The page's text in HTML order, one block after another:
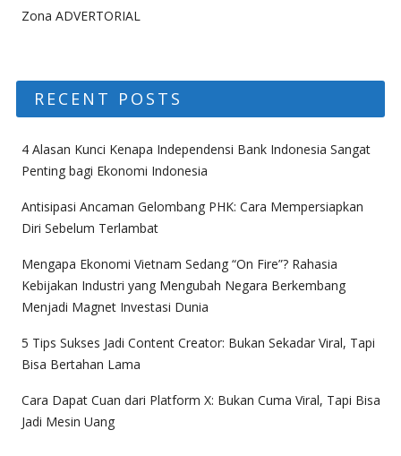
Zona ADVERTORIAL
RECENT POSTS
4 Alasan Kunci Kenapa Independensi Bank Indonesia Sangat
Penting bagi Ekonomi Indonesia
Antisipasi Ancaman Gelombang PHK: Cara Mempersiapkan
Diri Sebelum Terlambat
Mengapa Ekonomi Vietnam Sedang “On Fire”? Rahasia
Kebijakan Industri yang Mengubah Negara Berkembang
Menjadi Magnet Investasi Dunia
5 Tips Sukses Jadi Content Creator: Bukan Sekadar Viral, Tapi
Bisa Bertahan Lama
Cara Dapat Cuan dari Platform X: Bukan Cuma Viral, Tapi Bisa
Jadi Mesin Uang